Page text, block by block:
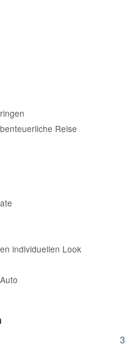
Reise
individuellen Look
3